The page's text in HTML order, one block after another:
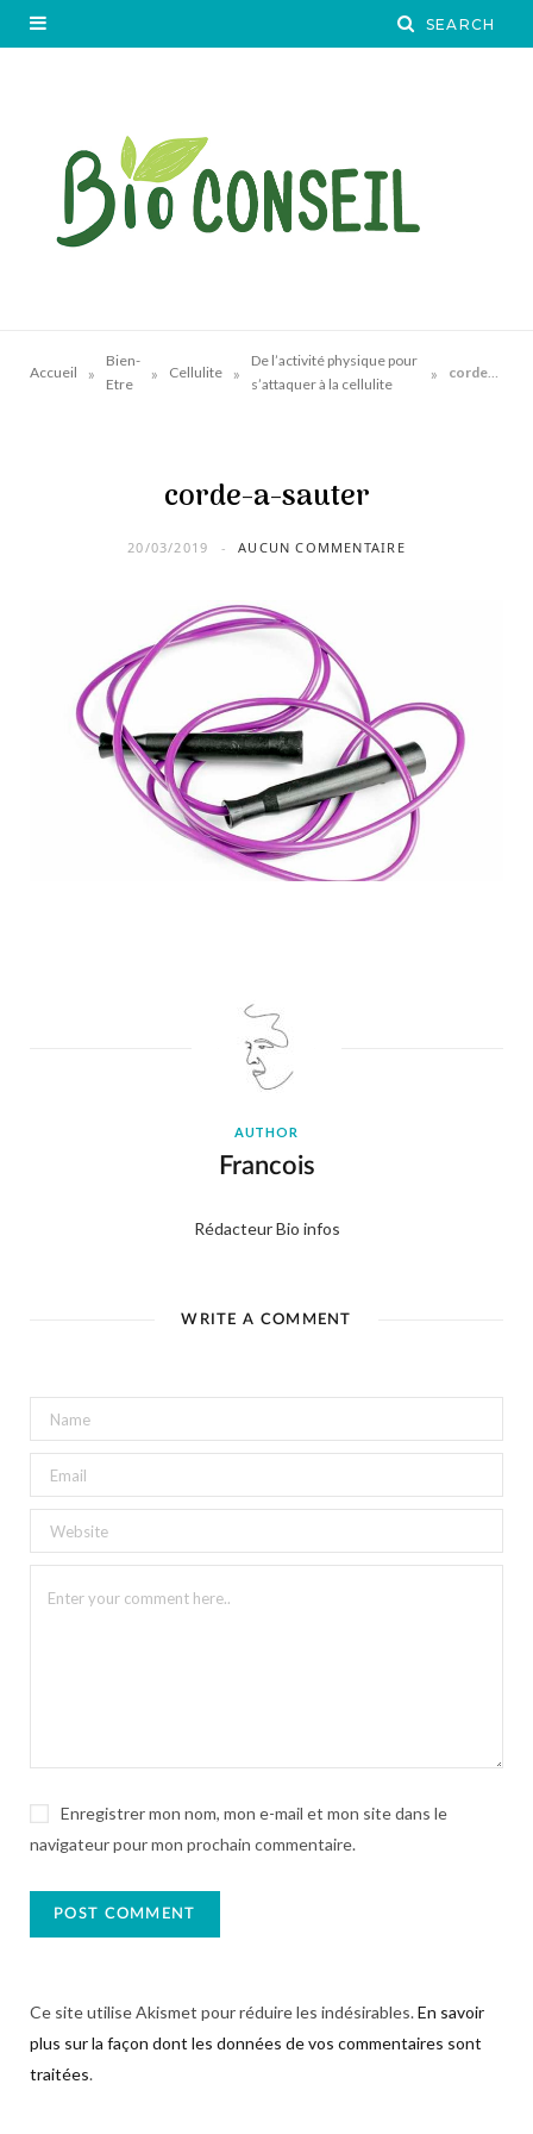
Accueil »
Bien-
Etre
» Cellulite »
De l’activité physique pour
s’attaquer à la cellulite
» corde-a-sauter
corde-a-sauter
20/03/2019 AUCUN COMMENTAIRE
AUTHOR
Francois
Rédacteur Bio infos
WRITE A COMMENT
Enregistrer mon nom, mon e-mail et mon site dans le
navigateur pour mon prochain commentaire.
Ce site utilise Akismet pour réduire les indésirables.En savoir
plus sur la façon dont les données de vos commentaires sont
traitées.